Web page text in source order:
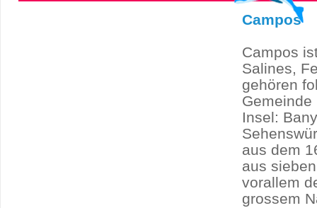
Campos
Campos
Salines,
gehören
Insel:
aus dem
aus
vorallem
grossem